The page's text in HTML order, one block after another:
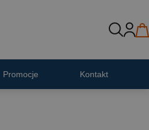
Promocje Kontakt